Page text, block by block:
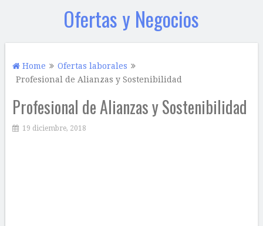
Ofertas y Negocios
Home
Ofertas laborales
Profesional de Alianzas y Sostenibilidad
Profesional de Alianzas y Sostenibilidad
19 diciembre, 2018